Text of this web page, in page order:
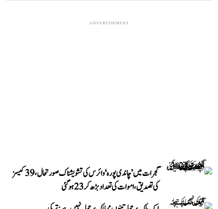
ADVERTISEMENT
گجرات میں ’چاندی پورہ‘ وائرس کی تشویشناک صورتحال، 39 کیسز
کی تصدیق، اموات کی تعداد بڑھ کر 23 ہوگئی